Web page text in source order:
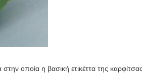
οποία η βασική ετικέττα της καρφίτσας